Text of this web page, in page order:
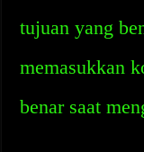
tujuan yang
memasukkan
benar saat